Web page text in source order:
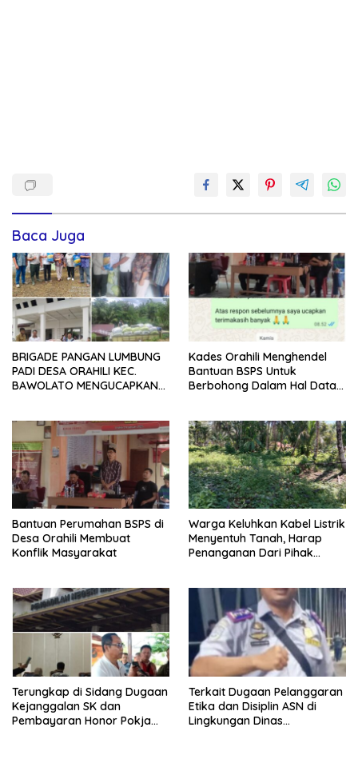
Baca Juga
BRIGADE PANGAN LUMBUNG
PADI DESA ORAHILI KEC.
BAWOLATO MENGUCAPKAN
Kades Orahili Menghendel
Bantuan BSPS Untuk
Berbohong Dalam Hal Data
Bantuan Perumahan BSPS di
Desa Orahili Membuat
Konflik Masyarakat
Warga Keluhkan Kabel Listrik
Menyentuh Tanah, Harap
Penanganan Dari Pihak
Terungkap di Sidang Dugaan
Kejanggalan SK dan
Pembayaran Honor Pokja
Terkait Dugaan Pelanggaran
Etika dan Disiplin ASN di
Lingkungan Dinas